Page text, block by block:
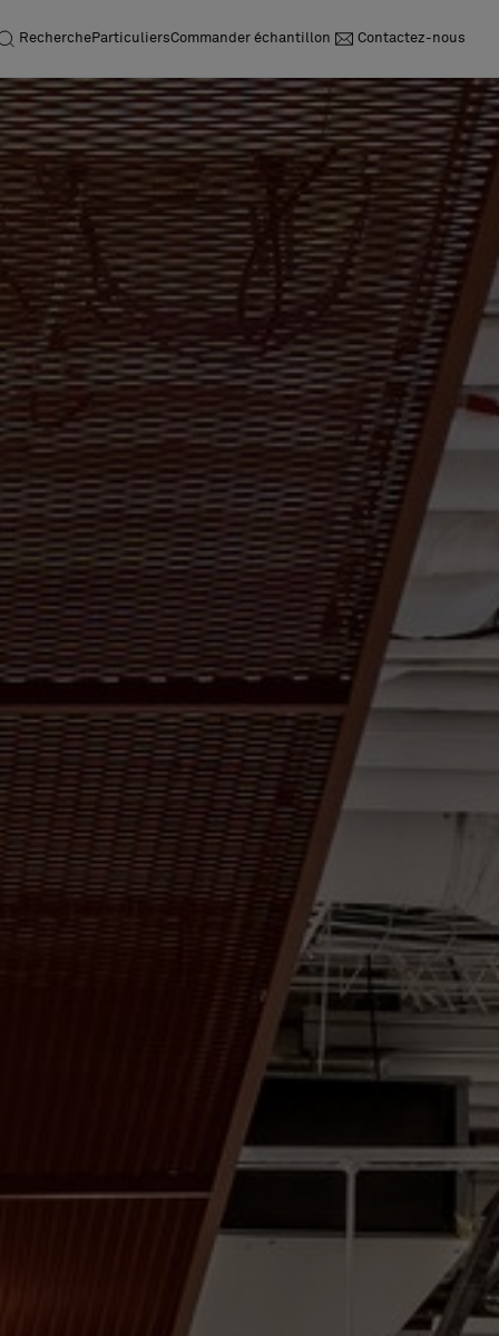
RechercheParticuliersCommander échantillon Contactez-nous